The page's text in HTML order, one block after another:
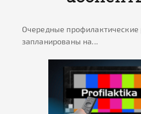
Очередные профилактические
запланированы на...